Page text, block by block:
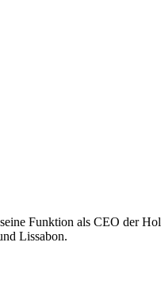
Funktion als CEO der
Lissabon.